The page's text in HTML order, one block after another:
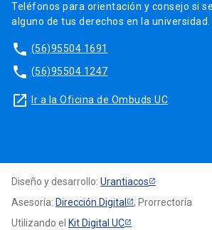
Teléfonos para orientación y consejo si
alguno de tus derechos en la universidad.
phone (56)95504 1691
phone (56)95504 1247
launch Ir a la Oficina de Ombuds UC
Diseño y desarrollo: Urantiacos
Asesoría: Dirección Digital
, Prorrectoría
Utilizando el Kit Digital UC